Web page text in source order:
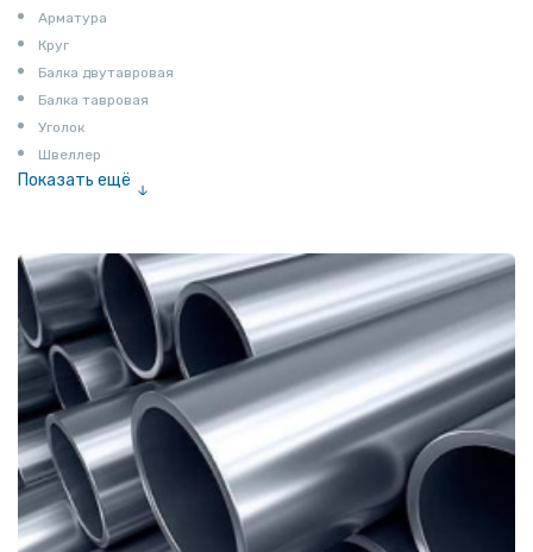
Арматура
Круг
Балка двутавровая
Балка тавровая
Уголок
Швеллер
Показать ещё
Катанка
Шестигранник
Полособульб
Полукруг
Шпунт Ларсена